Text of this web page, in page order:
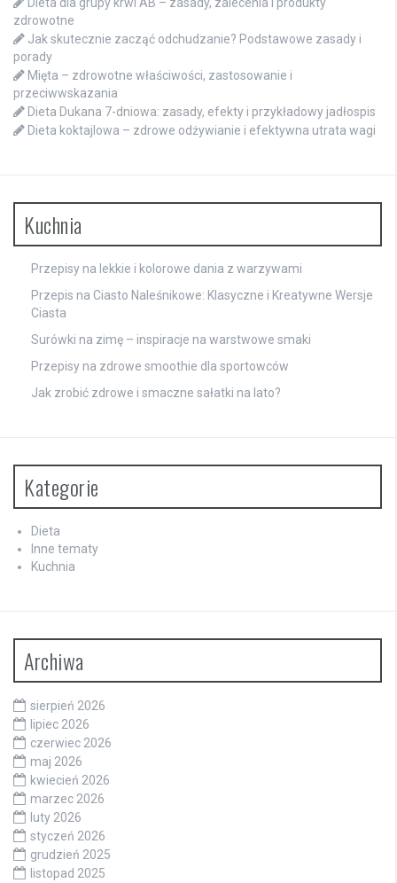
zdrowotne
Jak skutecznie zacząć odchudzanie? Podstawowe zasady i
porady
Mięta – zdrowotne właściwości, zastosowanie i
przeciwwskazania
Dieta Dukana 7-dniowa: zasady, efekty i przykładowy jadłospis
Dieta koktajlowa – zdrowe odżywianie i efektywna utrata wagi
Kuchnia
Przepisy na lekkie i kolorowe dania z warzywami
Przepis na Ciasto Naleśnikowe: Klasyczne i Kreatywne Wersje
Ciasta
Surówki na zimę – inspiracje na warstwowe smaki
Przepisy na zdrowe smoothie dla sportowców
Jak zrobić zdrowe i smaczne sałatki na lato?
Kategorie
Dieta
Inne tematy
Kuchnia
Archiwa
sierpień 2026
lipiec 2026
czerwiec 2026
maj 2026
kwiecień 2026
marzec 2026
luty 2026
styczeń 2026
grudzień 2025
listopad 2025